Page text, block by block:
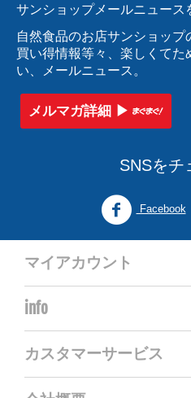
サンショップメールニュース
自然食品のお店サンショッ
買い得情報等々、楽しくて
い、メールニュース。
メルマガ詳細 ▶︎
SNSをチ
Facebook
マイアカウント
info
カスタマーサービス